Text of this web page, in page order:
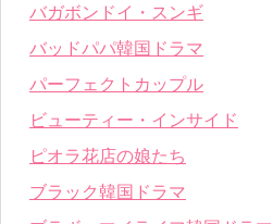
バガボンドイ・スンギ
バッドパパ韓国ドラマ
パーフェクトカップル
ビューティー・インサイド
ピオラ花店の娘たち
ブラック韓国ドラマ